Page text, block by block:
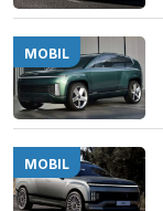
MOBIL
MOBIL